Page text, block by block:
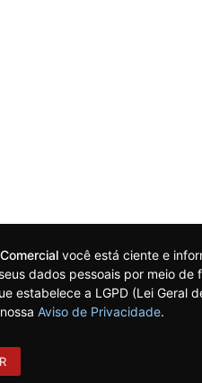
você está ciente e
dados pessoais por meio de
estabelece a LGPD (Lei Geral
Aviso de Privacidade.